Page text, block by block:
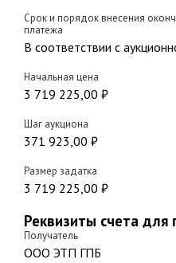
Срок и порядок внесения
платежа
В соответствии с
Начальная цена
3 719 225,00 ₽
Шаг аукциона
371 923,00 ₽
Размер задатка
3 719 225,00 ₽
Реквизиты счета для
Получатель
ООО ЭТП ГПБ